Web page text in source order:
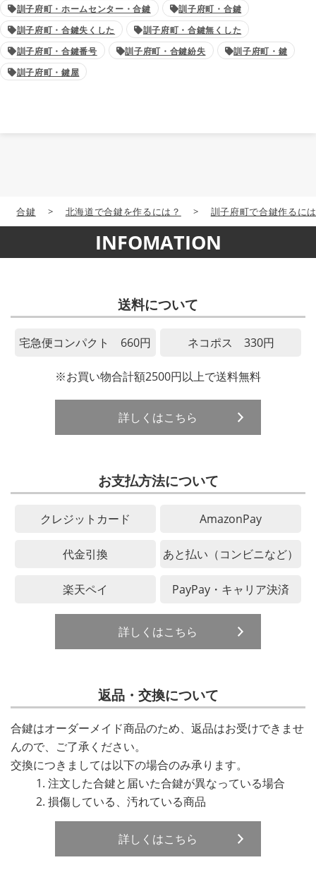
訓子府町・ホームセンター・合鍵
訓子府町・合鍵
訓子府町・合鍵失くした
訓子府町・合鍵無くした
訓子府町・合鍵番号
訓子府町・合鍵紛失
訓子府町・鍵
訓子府町・鍵屋
合鍵 > 北海道で合鍵を作るには？ > 訓子府町で合鍵作るに
INFOMATION
送料について
宅急便コンパクト 660円 ネコポス 330円
※お買い物合計額2500円以上で送料無料
詳しくはこちら
お支払方法について
クレジットカード AmazonPay
代金引換 あと払い（コンビニなど）
楽天ペイ PayPay・キャリア決済
詳しくはこちら
返品・交換について
合鍵はオーダーメイド商品のため、返品はお受けできませ
んので、ご了承ください。
交換につきましては以下の場合のみ承ります。
注文した合鍵と届いた合鍵が異なっている場合
損傷している、汚れている商品
詳しくはこちら